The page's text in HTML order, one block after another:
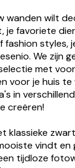
wanden wilt
je favoriete
styles,
We zijn
met
voor je huis
in
creëren!
klassieke
vindt en
tijdloze